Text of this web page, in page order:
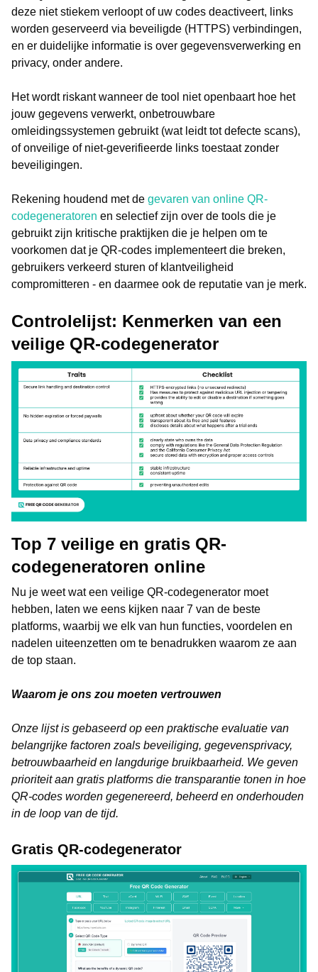
deze niet stiekem verloopt of uw codes deactiveert, links
worden geserveerd via beveiligde (HTTPS) verbindingen,
en er duidelijke informatie is over gegevensverwerking en
privacy, onder andere.
Het wordt riskant wanneer de tool niet openbaart hoe het
jouw gegevens verwerkt, onbetrouwbare
omleidingssystemen gebruikt (wat leidt tot defecte scans),
of onveilige of niet-geverifieerde links toestaat zonder
beveiligingen.
Rekening houdend met de gevaren van online QR-
codegeneratoren en selectief zijn over de tools die je
gebruikt zijn kritische praktijken die je helpen om te
voorkomen dat je QR-codes implementeert die breken,
gebruikers verkeerd sturen of klantveiligheid
compromitteren - en daarmee ook de reputatie van je merk.
Controlelijst: Kenmerken van een
veilige QR-codegenerator
Top 7 veilige en gratis QR-
codegeneratoren online
Nu je weet wat een veilige QR-codegenerator moet
hebben, laten we eens kijken naar 7 van de beste
platforms, waarbij we elk van hun functies, voordelen en
nadelen uiteenzetten om te benadrukken waarom ze aan
de top staan.
Waarom je ons zou moeten vertrouwen
Onze lijst is gebaseerd op een praktische evaluatie van
belangrijke factoren zoals beveiliging, gegevensprivacy,
betrouwbaarheid en langdurige bruikbaarheid. We geven
prioriteit aan gratis platforms die transparantie tonen in hoe
QR-codes worden gegenereerd, beheerd en onderhouden
in de loop van de tijd.
Gratis QR-codegenerator